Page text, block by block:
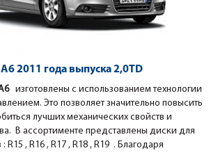
2011 года выпуска 2,0TD
изготовлены с использованием технологии
Это позволяет значительно повысить
лучших механических свойств и
В ассортименте представлены диски для
, R16 , R17 , R18 , R19 . Благодаря